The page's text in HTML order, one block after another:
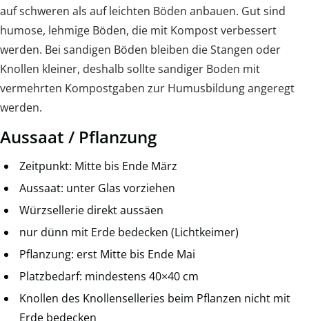
auf schweren als auf leichten Böden anbauen. Gut sind
humose, lehmige Böden, die mit Kompost verbessert
werden. Bei sandigen Böden bleiben die Stangen oder
Knollen kleiner, deshalb sollte sandiger Boden mit
vermehrten Kompostgaben zur Humusbildung angeregt
werden.
Aussaat / Pflanzung
Zeitpunkt: Mitte bis Ende März
Aussaat: unter Glas vorziehen
Würzsellerie direkt aussäen
nur dünn mit Erde bedecken (Lichtkeimer)
Pflanzung: erst Mitte bis Ende Mai
Platzbedarf: mindestens 40×40 cm
Knollen des Knollenselleries beim Pflanzen nicht mit
Erde bedecken